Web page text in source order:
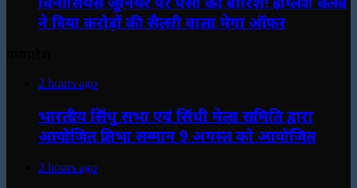
ने दिया करोड़ों की सैलरी वाला मेगा ऑफर
2 hours ago
भारतीय सिंधु सभा एवं सिंधी मेला समिति द्वारा
आयोजित प्रतिभा सम्मान 9 अगस्त को आयोजित
2 hours ago